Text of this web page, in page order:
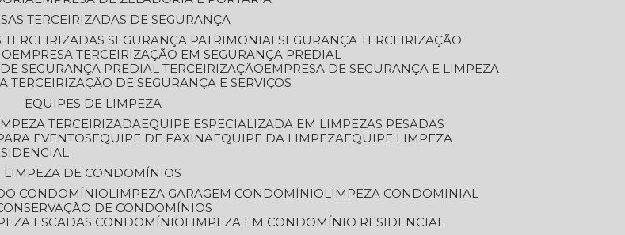
TERCEIRIZADAS DE SEGURANÇA
TERCEIRIZADAS SEGURANÇA PATRIMONIAL SEGURANÇA TERCEIRIZAÇÃO
EMPRESA TERCEIRIZAÇÃO EM SEGURANÇA PREDIAL
DE SEGURANÇA PREDIAL TERCEIRIZAÇÃO
EMPRESA DE SEGURANÇA E LIMPEZA
TERCEIRIZAÇÃO DE SEGURANÇA E SERVIÇOS
EQUIPES DE LIMPEZA
TERCEIRIZADA EQUIPE ESPECIALIZADA EM LIMPEZAS PESADAS
EVENTOS EQUIPE DE FAXINA EQUIPE DA LIMPEZA EQUIPE LIMPEZA
LIMPEZA DE CONDOMÍNIOS
CONDOMÍNIO LIMPEZA GARAGEM CONDOMÍNIO
LIMPEZA CONDOMINIAL
DE CONDOMÍNIOS
ESCADAS CONDOMÍNIO
LIMPEZA EM CONDOMÍNIO RESIDENCIAL